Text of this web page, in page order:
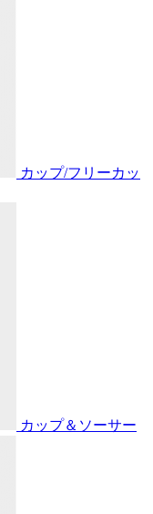
カップ/フリーカッ
カップ＆ソーサー